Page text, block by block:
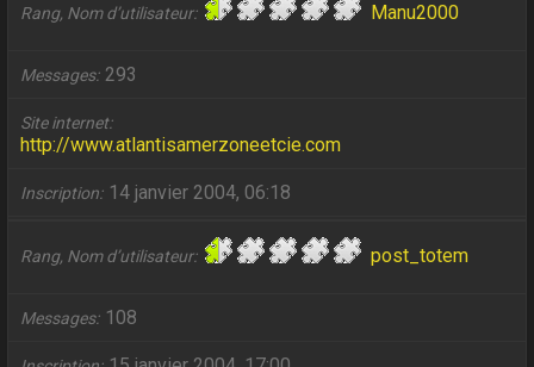
Rang, Nom d’utilisateur Manu2000
Messages 293
Site internet
http://www.atlantisamerzoneetcie.com
Inscription 14 janvier 2004, 06:18
Rang, Nom d’utilisateur post_totem
Messages 108